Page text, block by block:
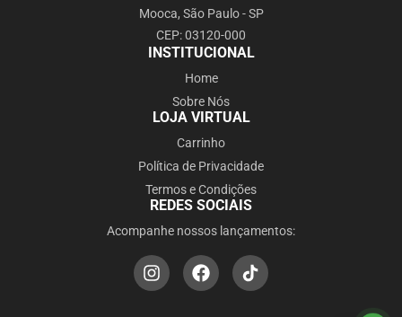
Mooca, São Paulo - SP
CEP: 03120-000
INSTITUCIONAL
Home
Sobre Nós
LOJA VIRTUAL
Carrinho
Política de Privacidade
Termos e Condições
REDES SOCIAIS
Acompanhe nossos lançamentos: